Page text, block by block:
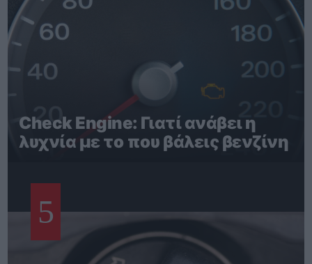
Check Engine: Γιατί ανάβει η
λυχνία με το που βάλεις βενζίνη
5